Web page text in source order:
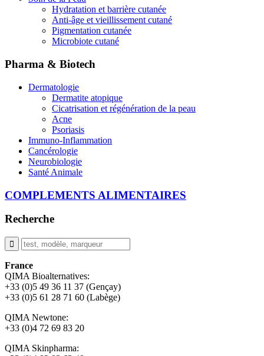
Pharma & Biotech
Dermatologie
Cicatrisation et régénération de la peau
Psoriasis
Immuno-Inflammation
Cancérologie
Neurobiologie
Santé Animale
COMPLEMENTS ALIMENTAIRES
Recherche
France
+33 (0)5 49 36 11 37 (Gençay)
+33 (0)5 61 28 71 60 (Labège)
QIMA Newtone:
+33 (0)4 72 69 83 20
QIMA Skinpharma:
Allemagne
+49 (0) 251 93264458